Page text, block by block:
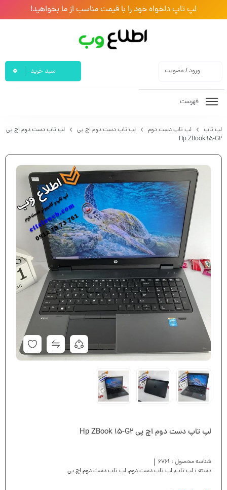
لپ تاپ دلخواه خود را با قیمت مناسب از ما بخواهید!
ورود / عضویت سبد خرید 0
فهرست
لپ تاپ لپ تاپ دست دوم لپ تاپ دست دوم اچ پی
لپ تاپ دست دوم اچ پی
Hp ZBook 15-G2
لپ تاپ دست دوم اچ پی Hp ZBook 15-G2
شناسه محصول : 6761
دسته : لپ تاپ,لپ تاپ دست دوم,لپ تاپ دست دوم اچ پی